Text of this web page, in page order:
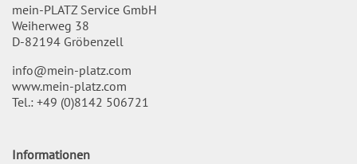
mein-PLATZ Service GmbH
Weiherweg 38
D-82194 Gröbenzell
info@mein-platz.com
www.mein-platz.com
Tel.: +49 (0)8142 506721
Informationen